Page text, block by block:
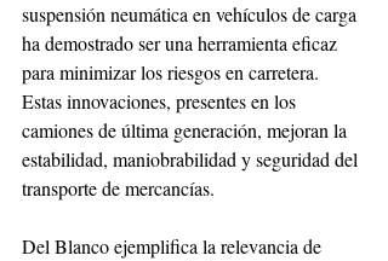
suspensión neumática en vehículos de carga
ha demostrado ser una herramienta eficaz
para minimizar los riesgos en carretera.
Estas innovaciones, presentes en los
camiones de última generación, mejoran la
estabilidad, maniobrabilidad y seguridad del
transporte de mercancías.
Del Blanco ejemplifica la relevancia de